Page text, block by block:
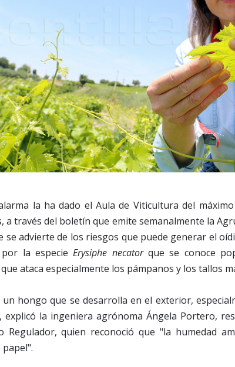
la ha dado el Aula de Viticultura del
a través del boletín que emite semanalmente la
se advierte de los riesgos que puede generar el
por la especieErysiphe necatorque se conoce
que ataca especialmente los pámpanos y los tallos
un hongo que se desarrolla en el exterior,
explicó la ingeniera agrónoma Ángela Portero,
Regulador, quien reconoció que "la humedad